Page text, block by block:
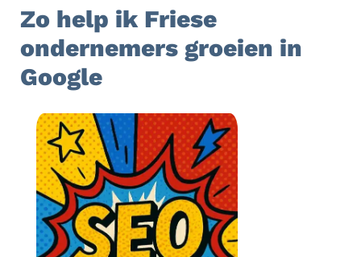
Zo help ik Friese
ondernemers groeien in
Google